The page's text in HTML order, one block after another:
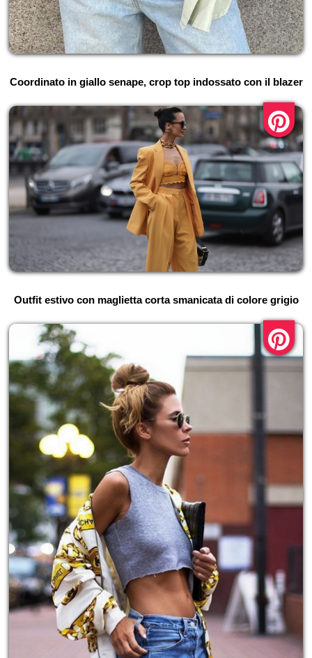
Coordinato in giallo senape, crop top indossato con il blazer
Outfit estivo con maglietta corta smanicata di colore grigio